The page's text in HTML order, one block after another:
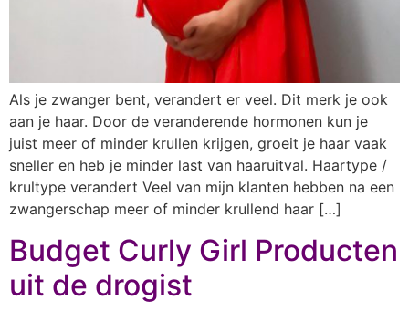
Als je zwanger bent, verandert er veel. Dit merk je ook
aan je haar. Door de veranderende hormonen kun je
juist meer of minder krullen krijgen, groeit je haar vaak
sneller en heb je minder last van haaruitval. Haartype /
krultype verandert Veel van mijn klanten hebben na een
zwangerschap meer of minder krullend haar […]
Budget Curly Girl Producten
uit de drogist